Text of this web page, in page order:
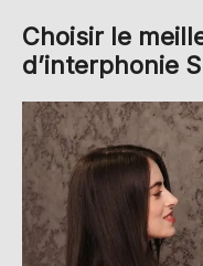
Choisir le
d’interphonie